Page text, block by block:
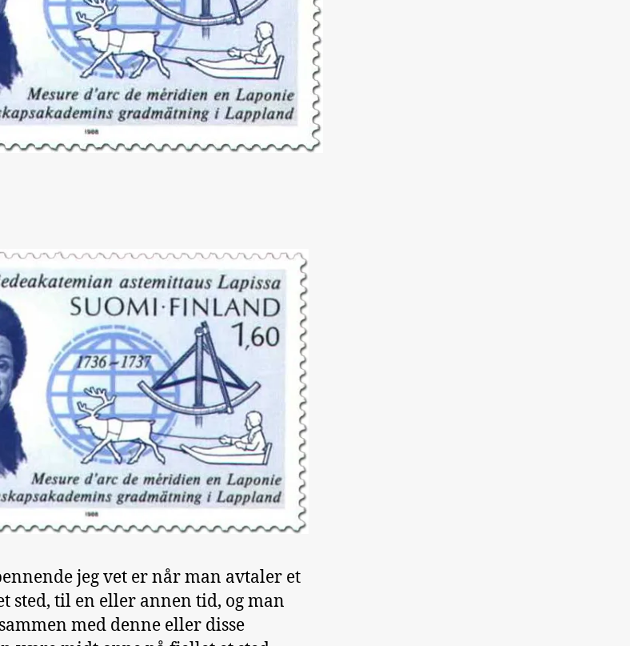
jeg vet er når man avtaler et
sted, til en eller annen tid, og man
med denne eller disse